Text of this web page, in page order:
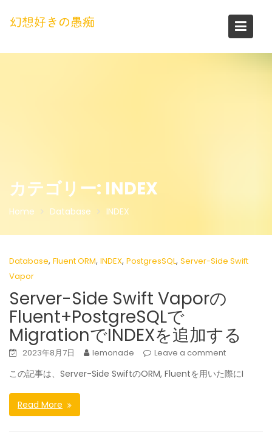
幻想好きの愚痴
カテゴリー: INDEX
Home Database INDEX
Database, Fluent ORM, INDEX, PostgresSQL, Server-Side Swift
Vapor
Server-Side Swift Vaporの
Fluent+PostgreSQLで
MigrationでINDEXを追加する
2023年8月7日 lemonade Leave a comment
この記事は、Server-Side SwiftのORM, Fluentを用いた際にI
Read More